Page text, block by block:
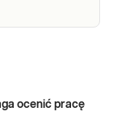
ocenić pracę